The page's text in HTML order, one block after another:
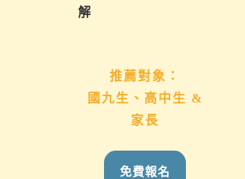
推薦對象：
國九生、高中生 &
免費報名